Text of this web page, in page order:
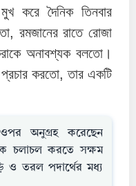
করে দৈনিক তিনবার
রমজানের রাতে রোজা
অনাবশ্যক বলতো।
করতো, তার একটি
ওপর অনুগ্রহ করেছেন
চলাচল করতে সক্ষম
ও তরল পদার্থের মধ্য